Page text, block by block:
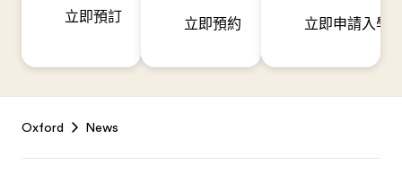
立即預訂 立即預約 立即申請入學
Oxford News